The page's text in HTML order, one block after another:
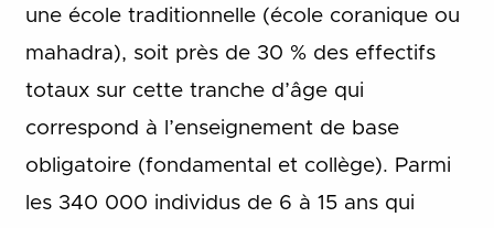
une école traditionnelle (école coranique ou
mahadra), soit près de 30 % des effectifs
totaux sur cette tranche d’âge qui
correspond à l’enseignement de base
obligatoire (fondamental et collège). Parmi
les 340 000 individus de 6 à 15 ans qui